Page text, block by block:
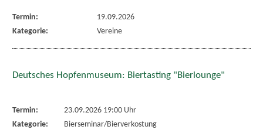
Termin:
19.09.2026
Kategorie:
Vereine
Deutsches Hopfenmuseum: Biertasting "Bierlounge"
Termin:
23.09.2026 19:00 Uhr
Kategorie:
Bierseminar/Bierverkostung